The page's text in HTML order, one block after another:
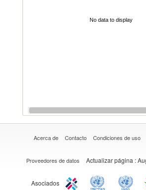
No data to display
Acerca de Contacto Condiciones de uso
Proveedores de datos Actualizar página :
Asociados